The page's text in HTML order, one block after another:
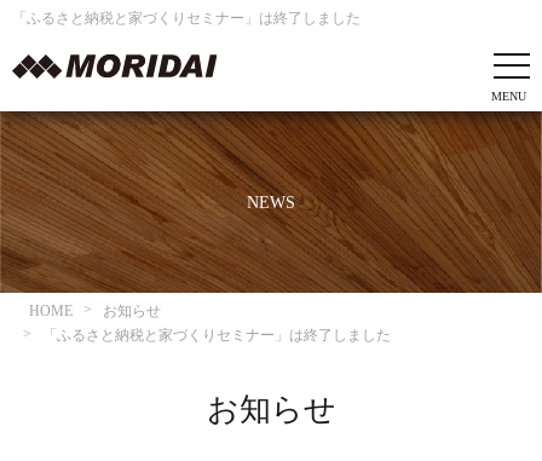
「ふるさと納税と家づくりセミナー」は終了しました
NEWS
HOME
お知らせ
「ふるさと納税と家づくりセミナー」は終了しました
お知らせ